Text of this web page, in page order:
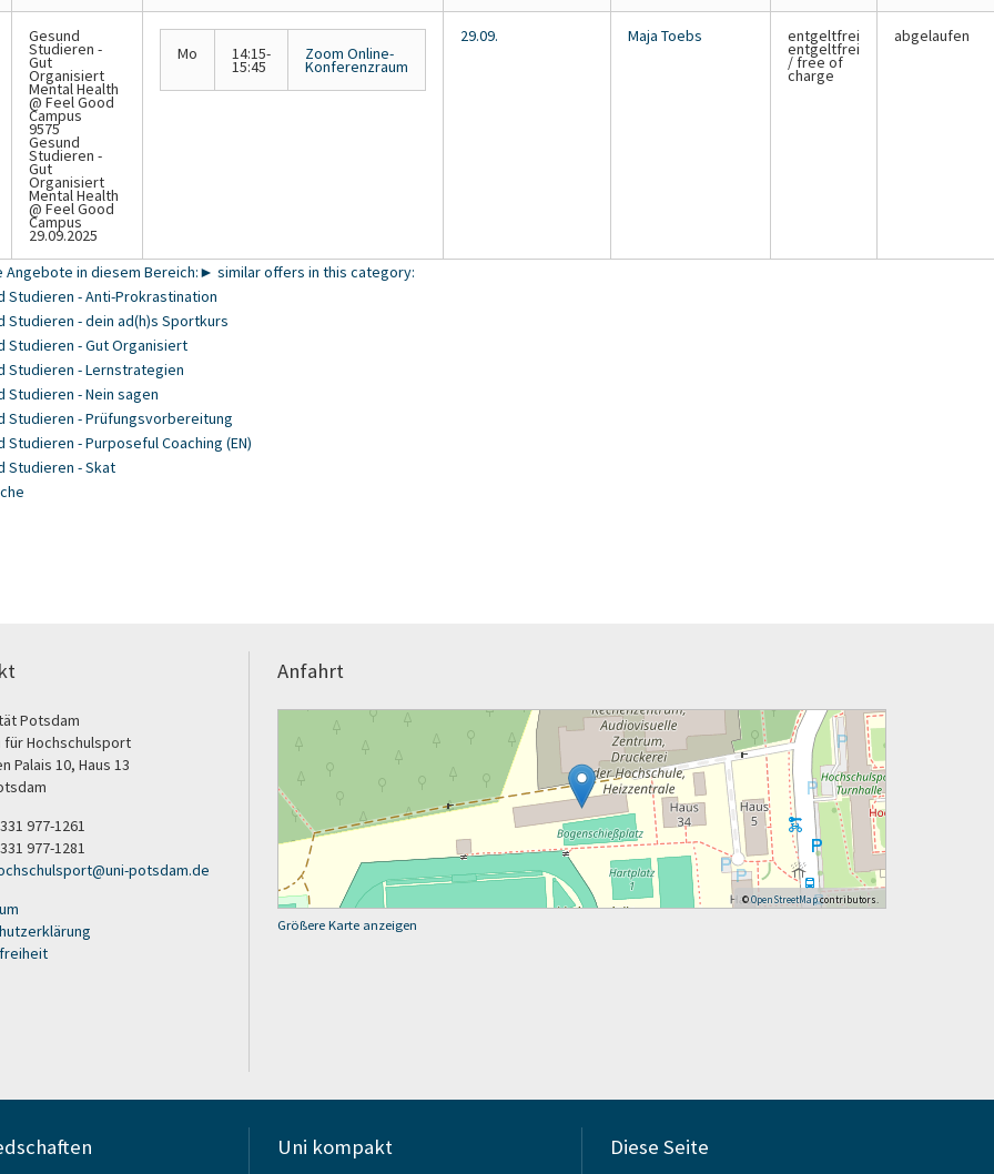
Gesund
Studieren -
Gut
Organisiert
Mental Health
@ Feel Good
Campus
9575
Gesund
Studieren -
Gut
Organisiert
Mental Health
@ Feel Good
Campus
29.09.2025
Mo 14:15-
15:45
Zoom Online-
Konferenzraum
29.09. Maja Toebs entgeltfrei
entgeltfrei
/ free of
charge
abgelaufen
in diesem Bereich:► similar offers in this category:
Studieren - Anti-Prokrastination
Studieren - dein ad(h)s Sportkurs
Studieren - Gut Organisiert
Studieren - Lernstrategien
Studieren - Nein sagen
Studieren - Prüfungsvorbereitung
Studieren - Purposeful Coaching (EN)
Studieren - Skat
Potsdam
für Hochschulsport
Palais 10, Haus 13
977-1261
977-1281
@uni-potsdam.de
Anfahrt
©OpenStreetMapcontributors.
Größere Karte anzeigen
Uni kompakt Diese Seite